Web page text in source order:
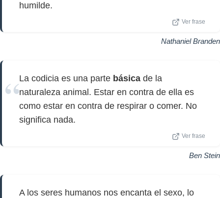
humilde.
Ver frase
Nathaniel Branden
La codicia es una parte básica de la
naturaleza animal. Estar en contra de ella es
como estar en contra de respirar o comer. No
significa nada.
Ver frase
Ben Stein
A los seres humanos nos encanta el sexo, lo